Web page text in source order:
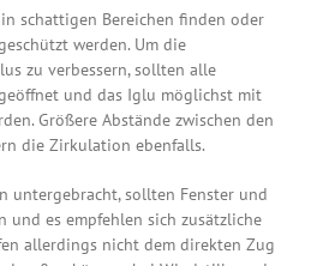
schattigen Bereichen finden oder
werden. Um die
zu verbessern, sollten alle
und das Iglu möglichst mit
Größere Abstände zwischen den
die Zirkulation ebenfalls.
untergebracht, sollten Fenster und
und es empfehlen sich zusätzliche
allerdings nicht dem direkten Zug